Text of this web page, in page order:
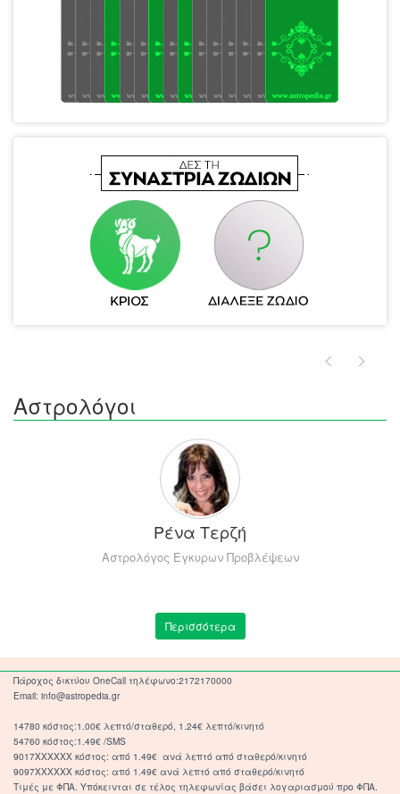
Αστρολόγοι
Ρένα Τερζή
Αστρολόγος Εγκυρων Προβλέψεων
Περισσότερα
Πάροχος δικτύου OneCall τηλέφωνο:2172170000
Email: info@astropedia.gr
14780 κόστος:1.00€ λεπτό/σταθερό, 1.24€ λεπτό/κινητό
54760 κόστος:1.49€ /SMS
9017XXXXXX κόστος: από 1.49€ ανά λεπτό από σταθερό/κινητό
9097XXXXXX κόστος: από 1.49€ ανά λεπτό από σταθερό/κινητό
Τιμές με ΦΠΑ. Υπόκεινται σε τέλος τηλεφωνίας βάσει λογαριασμού προ ΦΠΑ.